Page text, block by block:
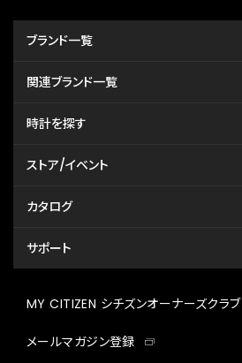
ブランド一覧
関連ブランド一覧
時計を探す
ストア/イベント
カタログ
サポート
MY CITIZEN シチズンオーナーズクラブ
メールマガジン登録